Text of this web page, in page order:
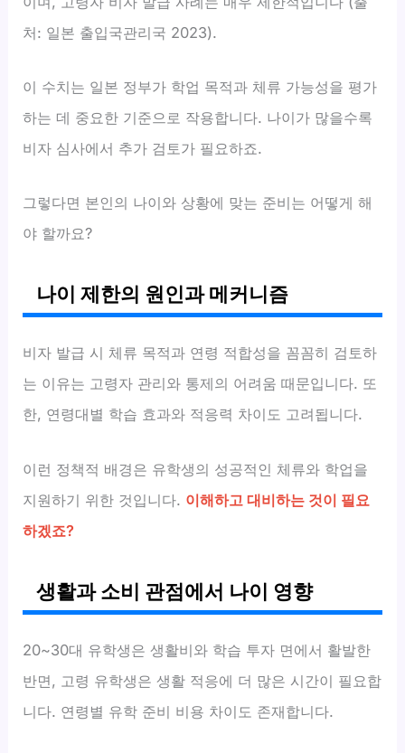
처: 일본 출입국관리국 2023).
이 수치는 일본 정부가 학업 목적과 체류 가능성을 평가
하는 데 중요한 기준으로 작용합니다. 나이가 많을수록
비자 심사에서 추가 검토가 필요하죠.
그렇다면 본인의 나이와 상황에 맞는 준비는 어떻게 해
야 할까요?
나이 제한의 원인과 메커니즘
비자 발급 시 체류 목적과 연령 적합성을 꼼꼼히 검토하
는 이유는 고령자 관리와 통제의 어려움 때문입니다. 또
한, 연령대별 학습 효과와 적응력 차이도 고려됩니다.
이런 정책적 배경은 유학생의 성공적인 체류와 학업을
지원하기 위한 것입니다. 이해하고 대비하는 것이 필요
하겠죠?
생활과 소비 관점에서 나이 영향
20~30대 유학생은 생활비와 학습 투자 면에서 활발한
반면, 고령 유학생은 생활 적응에 더 많은 시간이 필요합
니다. 연령별 유학 준비 비용 차이도 존재합니다.